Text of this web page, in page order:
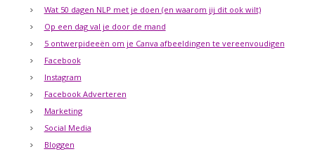
Wat 50 dagen NLP met je doen (en waarom jij dit ook wilt)
Op een dag val je door de mand
5 ontwerpideeën om je Canva afbeeldingen te vereenvoudigen
Facebook
Instagram
Facebook Adverteren
Marketing
Social Media
Bloggen